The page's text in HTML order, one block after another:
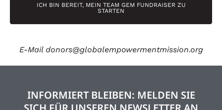
ICH BIN BEREIT, MEIN TEAM GEM FUNDRAISER ZU
STARTEN
E-Mail donors@globalempowermentmission.org
INFORMIERT BLEIBEN: MELDEN SIE